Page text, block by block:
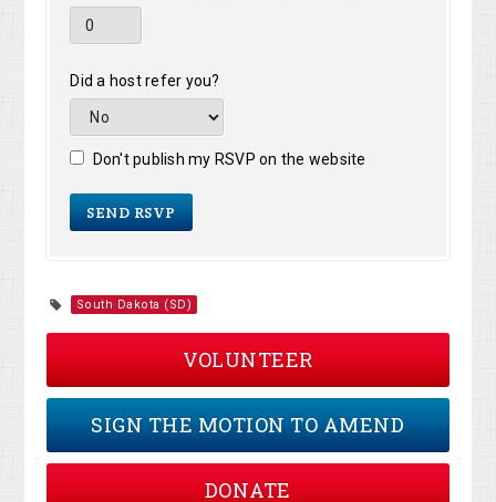
Did a host refer you?
Don't publish my RSVP on the website
South Dakota (SD)
VOLUNTEER
SIGN THE MOTION TO AMEND
DONATE